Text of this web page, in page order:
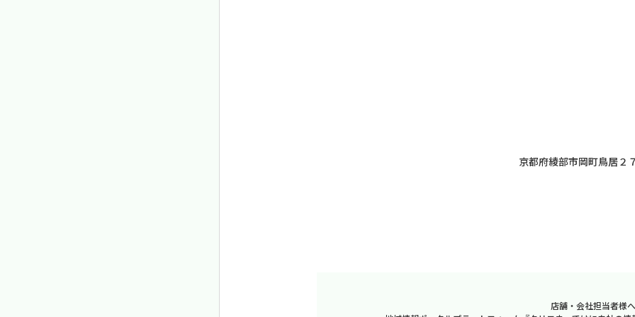
京都府綾部市岡町鳥居２
店舗・会社担当者様へ